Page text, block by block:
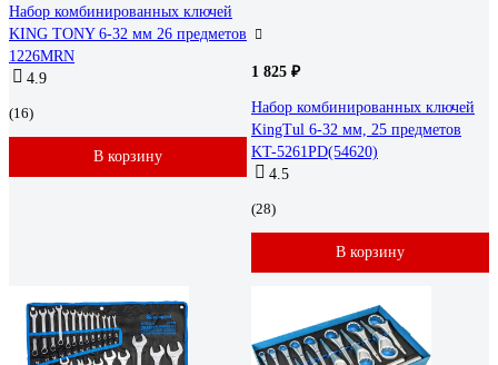
Набор комбинированных ключей
KING TONY 6-32 мм 26 предметов
1226MRN
4.9
(16)
В корзину
1 825 ₽
Набор комбинированных ключей
KingTul 6-32 мм, 25 предметов
KT-5261PD(54620)
4.5
(28)
В корзину